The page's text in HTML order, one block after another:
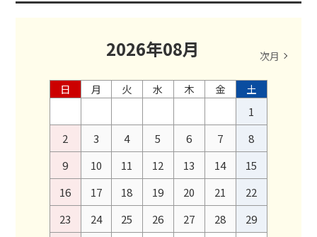
2026年08月 次月
日 月 火 水 木 金
土
1
2
3 4 5 6 7
8
9
10 11 12 13 14
15
16
17 18 19 20 21
22
23
24 25 26 27 28
29